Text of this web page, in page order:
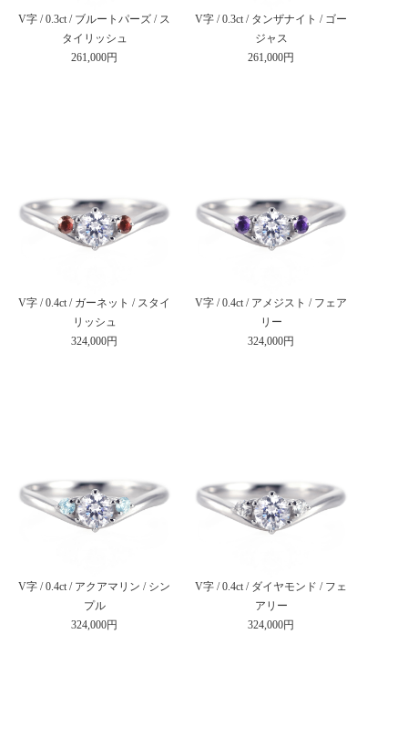
V字 / 0.3ct / ブルートパーズ / ス
タイリッシュ
261,000円
V字 / 0.3ct / タンザナイト / ゴー
ジャス
261,000円
V字 / 0.4ct / ガーネット / スタイ
リッシュ
324,000円
V字 / 0.4ct / アメジスト / フェア
リー
324,000円
V字 / 0.4ct / アクアマリン / シン
プル
324,000円
V字 / 0.4ct / ダイヤモンド / フェ
アリー
324,000円